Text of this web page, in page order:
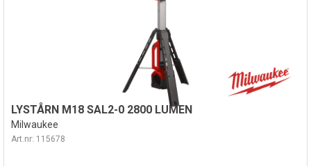
LYSTÅRN M18 SAL2-0 2800 LUMEN
Milwaukee
Art.nr: 115678